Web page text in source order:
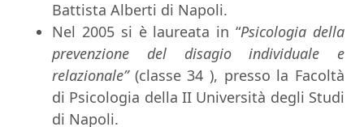
Battista Alberti di Napoli.
Nel 2005 si è laureata in “Psicologia della
prevenzione del disagio individuale e
relazionale”(classe 34 ), presso la Facoltà
di Psicologia della II Università degli Studi
di Napoli.